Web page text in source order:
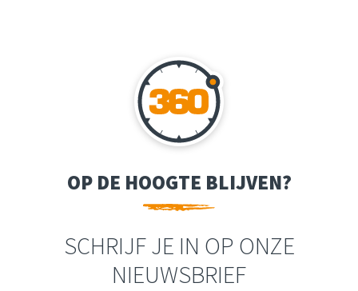
OP DE HOOGTE BLIJVEN?
SCHRIJF JE IN OP ONZE
NIEUWSBRIEF